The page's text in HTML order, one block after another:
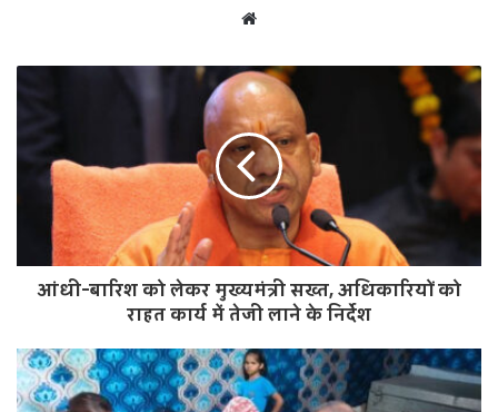
b
s
i
t
e
आंधी-बारिश को लेकर मुख्यमंत्री सख्त, अधिकारियों को
राहत कार्य में तेजी लाने के निर्देश